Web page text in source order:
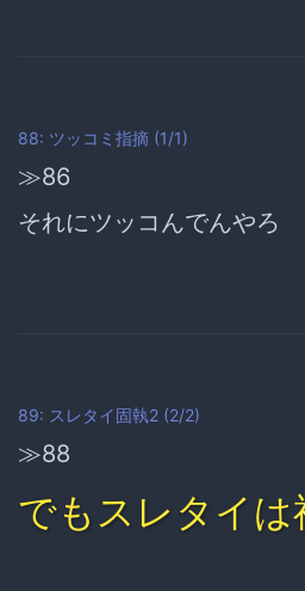
88: ツッコミ指摘 (1/1)
≫86
それにツッコんでんやろ
89: スレタイ固執2 (2/2)
≫88
でもスレタイは